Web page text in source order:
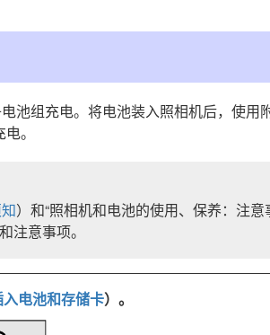
池组充电。将电池装入照相机后，使用
。
）和“照相机和电池的使用、保养：注意
注意事项。
入电池和存储卡）。